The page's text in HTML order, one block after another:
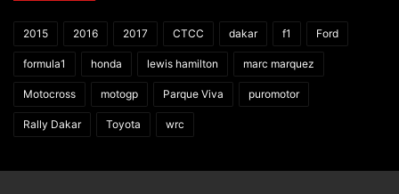
2015 2016 2017 CTCC dakar f1 Ford
formula1 honda lewis hamilton marc marquez
Motocross motogp Parque Viva puromotor
Rally Dakar Toyota wrc